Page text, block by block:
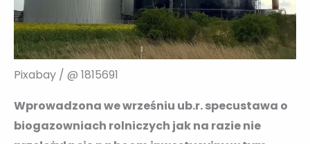
Pixabay / @ 1815691
Wprowadzona we wrześniu ub.r. specustawa o
biogazowniach rolniczych jak na razie nie